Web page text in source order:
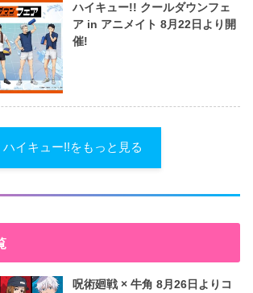
ハイキュー!! クールダウンフェ
ア in アニメイト 8月22日より開
催!
ハイキュー!!をもっと見る
呪術廻戦 × 牛角 8月26日よりコ